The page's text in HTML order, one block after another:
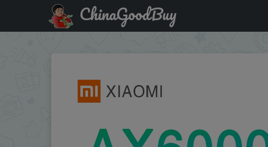
Придбати по знижці 11Schinaplanet12 Xiaomi AX6000 AIoT Router
ChinaGoodBuy